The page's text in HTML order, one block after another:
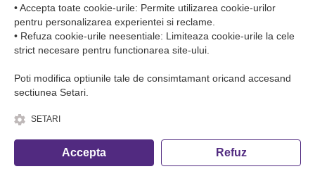
Fa o rezervare telefonica
© Copyright 2026 Romfour-Tur S.R.L. J22/2961/2018
• Accepta toate cookie-urile: Permite utilizarea cookie-urilor
pentru personalizarea experientei si reclame.
• Refuza cookie-urile neesentiale: Limiteaza cookie-urile la cele
strict necesare pentru functionarea site-ului.
Poti modifica optiunile tale de consimtamant oricand accesand
sectiunea Setari.
SETARI
Accepta Refuz